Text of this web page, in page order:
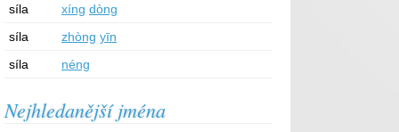
síla
xíng dòng
síla
zhòng yīn
síla
néng
Nejhledanější jména